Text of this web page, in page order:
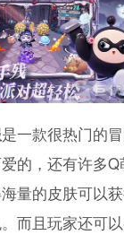
是一款很热门的
的，还有许多
量的皮肤可以
而且玩家还可